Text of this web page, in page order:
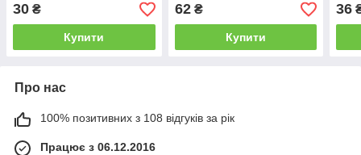
30 ₴
Купити
62₴
Купити
36
Про нас
100% позитивних з 108 відгуків за рік
Працює з 06.12.2016